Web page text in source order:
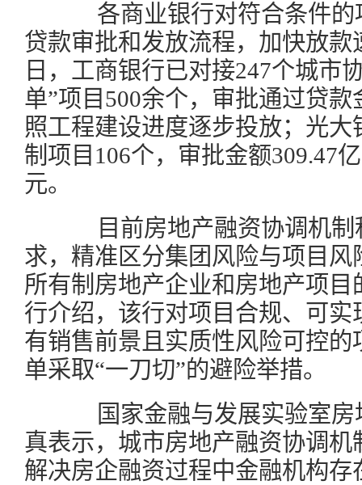
各商业银行对符合条件的
贷款审批和发放流程，加快放款
日，工商银行已对接247个城市
单”项目500余个，审批通过贷
照工程建设进度逐步投放；光
制项目106个，审批金额309.47
元。
目前房地产融资协调机制
求，精准区分集团风险与项目风
所有制房地产企业和房地产项
行介绍，该行对项目合规、可
有销售前景且实质性风险可控
单采取“一刀切”的避险举措。
国家金融与发展实验室房
真表示，城市房地产融资协调
解决房企融资过程中金融机构